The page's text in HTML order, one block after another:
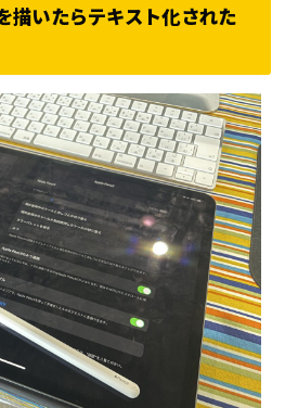
いたらテキスト化された